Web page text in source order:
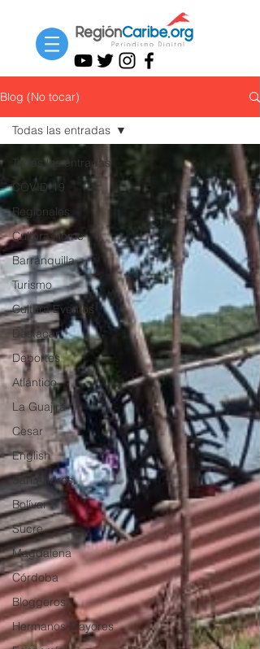
Blog (No tocar)
Todas las entradas
COVID-19
Regionales
Cultura Home
Barranquilla
Turismo
Cultura Eventos
Destacar
Deportes
Atlántico
La Guajira
Cesar
English
San Andres
Bolívar
Sucre
Magdalena
Córdoba
Bloggeros
Hermanos Mayores
Todas las entradas